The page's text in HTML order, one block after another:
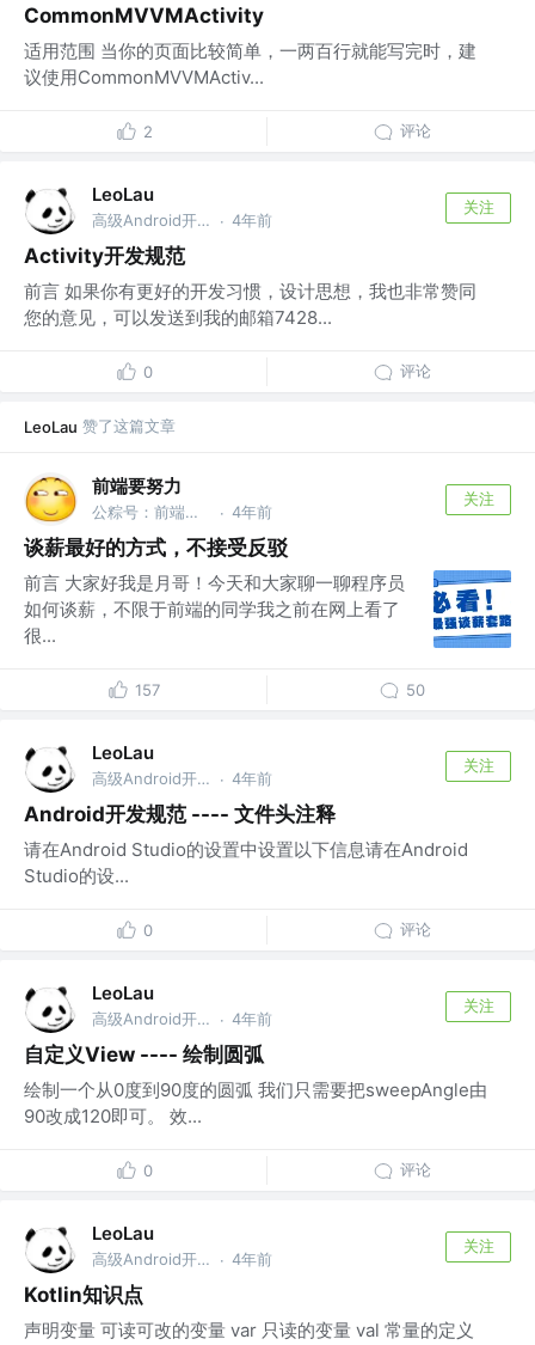
CommonMVVMActivity
适用范围 当你的页面比较简单，一两百行就能写完时，建
议使用CommonMVVMActiv...
2 评论
LeoLau
高级Android开发 @乾立享信息咨询（深圳）有限公司 · 4年前
关注
Activity开发规范
前言 如果你有更好的开发习惯，设计思想，我也非常赞同
您的意见，可以发送到我的邮箱7428...
0 评论
LeoLau 赞了这篇文章
前端要努力
公粽号：前端要努力 · 4年前
关注
谈薪最好的方式，不接受反驳
前言 大家好我是月哥！今天和大家聊一聊程序员
如何谈薪，不限于前端的同学我之前在网上看了
很...
157 50
LeoLau
高级Android开发 @乾立享信息咨询（深圳）有限公司 · 4年前
关注
Android开发规范 ---- 文件头注释
请在Android Studio的设置中设置以下信息请在Android
Studio的设...
0 评论
LeoLau
高级Android开发 @乾立享信息咨询（深圳）有限公司 · 4年前
关注
自定义View ---- 绘制圆弧
绘制一个从0度到90度的圆弧 我们只需要把sweepAngle由
90改成120即可。 效...
0 评论
LeoLau
高级Android开发 @乾立享信息咨询（深圳）有限公司 · 4年前
关注
Kotlin知识点
声明变量 可读可改的变量 var 只读的变量 val 常量的定义